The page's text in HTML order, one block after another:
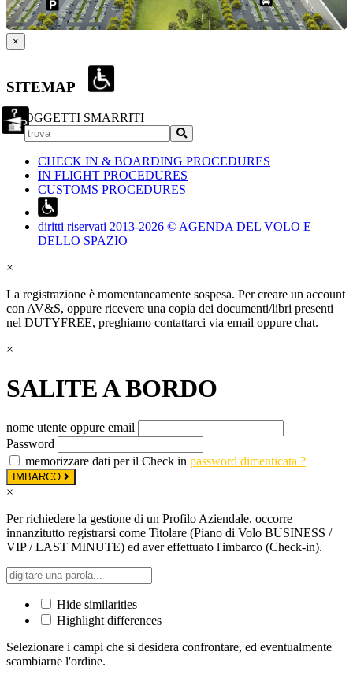
×
SITEMAP
OGGETTI SMARRITI
CHECK IN & BOARDING PROCEDURES
IN FLIGHT PROCEDURES
CUSTOMS PROCEDURES
diritti riservati 2013-2026 © AGENDA DEL VOLO E
DELLO SPAZIO
×
La registrazione è momentaneamente sospesa. Per creare un account
con AV&S, oppure ricevere una copia dei documenti/libri presenti
nel DUTYFREE, preghiamo contattarci via email oppure chat.
×
SALITE A BORDO
nome utente oppure email
Password
memorizzare dati per il Check in password dimenticata ?
IMBARCO
×
Per richiedere la gestione di un Profilo Aziendale, occorre
innanzitutto registrarsi come Titolare (Piano di Volo BUSINESS /
VIP / LAST MINUTE) ed aver effettuato l'imbarco (Check-in).
Hide similarities
Highlight differences
Selezionare i campi che si desidera confrontare, ed eventualmente
scambiarne l'ordine.